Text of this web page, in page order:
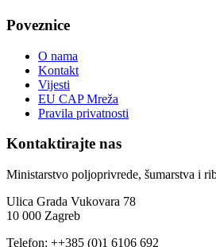
Poveznice
O nama
Kontakt
Vijesti
EU CAP Mreža
Pravila privatnosti
Kontaktirajte nas
Ministarstvo poljoprivrede, šumarstva i
Ulica Grada Vukovara 78
10 000 Zagreb
Telefon: ++385 (0)1 6106 692